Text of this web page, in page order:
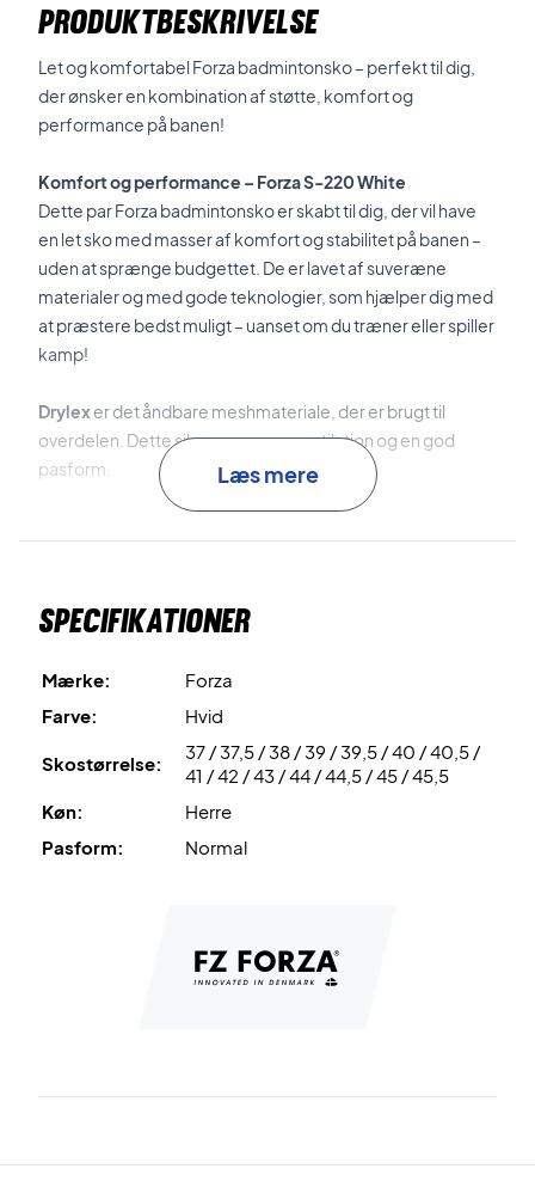
PRODUKTBESKRIVELSE
Let og komfortabel Forza badmintonsko – perfekt til dig,
der ønsker en kombination af støtte, komfort og
performance på banen!
Komfort og performance – Forza S-220 White
Dette par Forza badmintonsko er skabt til dig, der vil have
en let sko med masser af komfort og stabilitet på banen –
uden at sprænge budgettet. De er lavet af suveræne
materialer og med gode teknologier, som hjælper dig med
at præstere bedst muligt – uanset om du træner eller spiller
kamp!
Drylexer det åndbare meshmateriale, der er brugt til
overdelen. Dette sikrer suveræn ventilation og en god
pasform.
stabiliteten, reducerer pronation og giver ekstra komfort
Tag banen med storm – køb dette par badmintonsko i
Farve: Hvid og sort.
Læs mere
Specifikationer
Mærke:
Forza
Farve:
Hvid
Skostørrelse:
37 / 37,5 / 38 / 39 / 39,5 / 40 / 40,5 /
41 / 42 / 43 / 44 / 44,5 / 45 / 45,5
Køn:
Herre
Pasform:
Normal